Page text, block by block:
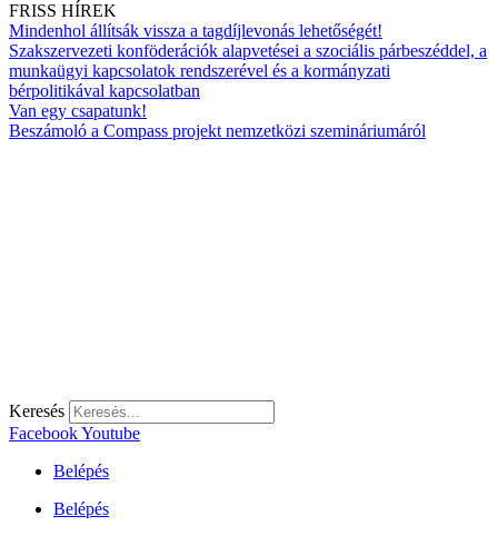
FRISS HÍREK
Mindenhol állítsák vissza a tagdíjlevonás lehetőségét!
Szakszervezeti konföderációk alapvetései a szociális párbeszéddel, a
munkaügyi kapcsolatok rendszerével és a kormányzati
bérpolitikával kapcsolatban
Van egy csapatunk!
Beszámoló a Compass projekt nemzetközi szemináriumáról
Keresés
FacebookYoutube
Belépés
Belépés